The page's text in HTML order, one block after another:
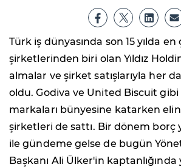
Türk iş dünyasında son 15 yılda
şirketlerinden biri olan Yıldız
almalar ve şirket satışlarıyla her
oldu. Godiva ve United Biscuit
markaları bünyesine katarken
şirketleri de sattı. Bir dönem borç
ile gündeme gelse de bugün
Başkanı Ali Ülker'in kaptanlığında